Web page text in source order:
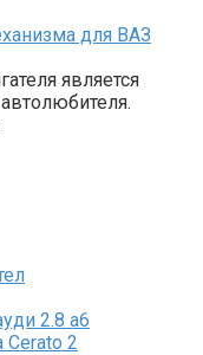
для ВАЗ
является
2.8 а6
Cerato 2